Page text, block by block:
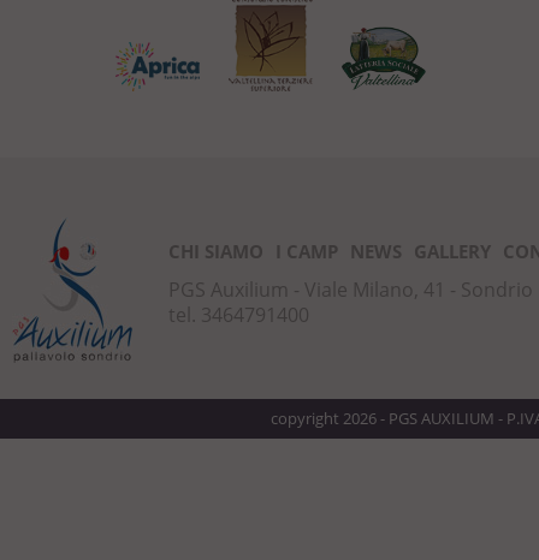
CHI SIAMO I CAMP NEWS GALLERY
PGS Auxilium - Viale Milano, 41 - Sondrio
tel. 3464791400
copyright 2026 - PGS AUXILIUM -